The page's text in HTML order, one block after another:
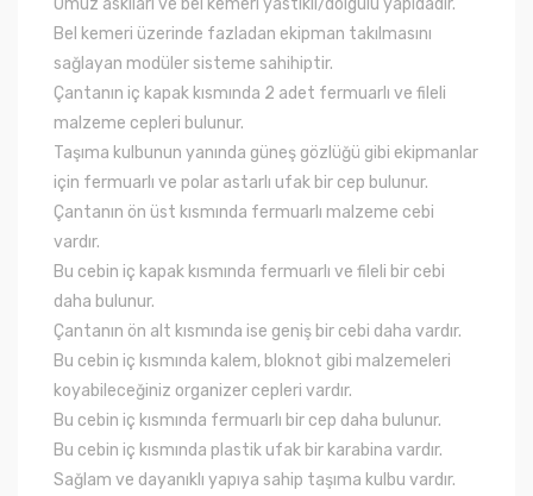
Bel kemeri üzerinde fazladan ekipman takılmasını
sağlayan modüler sisteme sahihiptir.
Çantanın iç kapak kısmında 2 adet fermuarlı ve fileli
malzeme cepleri bulunur.
Taşıma kulbunun yanında güneş gözlüğü gibi ekipmanlar
için fermuarlı ve polar astarlı ufak bir cep bulunur.
Çantanın ön üst kısmında fermuarlı malzeme cebi
vardır.
Bu cebin iç kapak kısmında fermuarlı ve fileli bir cebi
daha bulunur.
Çantanın ön alt kısmında ise geniş bir cebi daha vardır.
Bu cebin iç kısmında kalem, bloknot gibi malzemeleri
koyabileceğiniz organizer cepleri vardır.
Bu cebin iç kısmında fermuarlı bir cep daha bulunur.
Bu cebin iç kısmında plastik ufak bir karabina vardır.
Sağlam ve dayanıklı yapıya sahip taşıma kulbu vardır.